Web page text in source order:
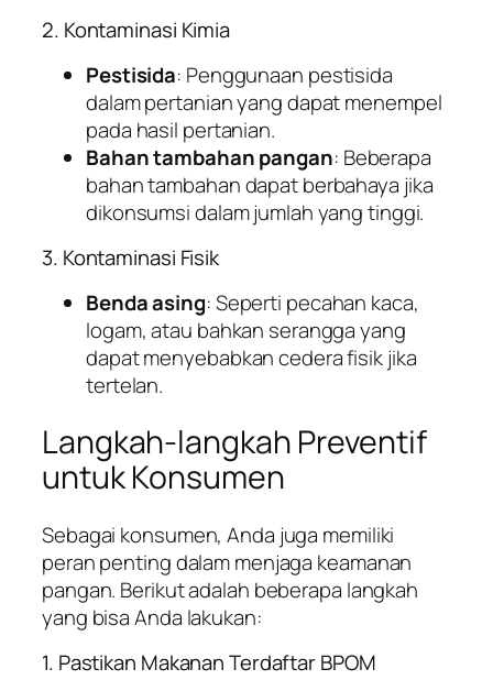
2. Kontaminasi Kimia
Pestisida: Penggunaan pestisida
dalam pertanian yang dapat menempel
pada hasil pertanian.
Bahan tambahan pangan: Beberapa
bahan tambahan dapat berbahaya jika
dikonsumsi dalam jumlah yang tinggi.
3. Kontaminasi Fisik
Benda asing: Seperti pecahan kaca,
logam, atau bahkan serangga yang
dapat menyebabkan cedera fisik jika
tertelan.
Langkah-langkah Preventif
untuk Konsumen
Sebagai konsumen, Anda juga memiliki
peran penting dalam menjaga keamanan
pangan. Berikut adalah beberapa langkah
yang bisa Anda lakukan:
1. Pastikan Makanan Terdaftar BPOM